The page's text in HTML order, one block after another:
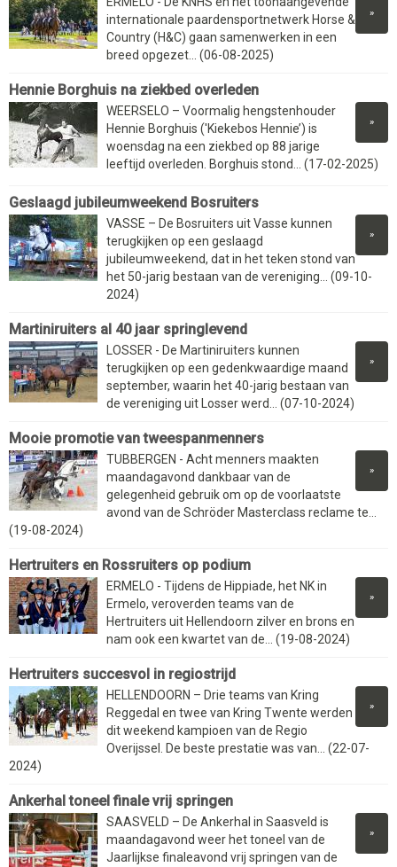
»
internationale paardensportnetwerk Horse &
Country (H&C) gaan samenwerken in een
breed opgezet... (06-08-2025)
Hennie Borghuis na ziekbed overleden
»
WEERSELO – Voormalig hengstenhouder
Hennie Borghuis ('Kiekebos Hennie’) is
woensdag na een ziekbed op 88 jarige
leeftijd overleden. Borghuis stond... (17-02-2025)
Geslaagd jubileumweekend Bosruiters
»
VASSE – De Bosruiters uit Vasse kunnen
terugkijken op een geslaagd
jubileumweekend, dat in het teken stond van
het 50-jarig bestaan van de vereniging... (09-10-
2024)
Martiniruiters al 40 jaar springlevend
»
LOSSER - De Martiniruiters kunnen
terugkijken op een gedenkwaardige maand
september, waarin het 40-jarig bestaan van
de vereniging uit Losser werd... (07-10-2024)
Mooie promotie van tweespanmenners
»
TUBBERGEN - Acht menners maakten
maandagavond dankbaar van de
gelegenheid gebruik om op de voorlaatste
avond van de Schröder Masterclass reclame te...
(19-08-2024)
Hertruiters en Rossruiters op podium
»
ERMELO - Tijdens de Hippiade, het NK in
Ermelo, veroverden teams van de
Hertruiters uit Hellendoorn zilver en brons en
nam ook een kwartet van de... (19-08-2024)
Hertruiters succesvol in regiostrijd
»
HELLENDOORN – Drie teams van Kring
Reggedal en twee van Kring Twente werden
dit weekend kampioen van de Regio
Overijssel. De beste prestatie was van... (22-07-
2024)
Ankerhal toneel finale vrij springen
»
SAASVELD – De Ankerhal in Saasveld is
maandagavond weer het toneel van de
Jaarlijkse finaleavond vrij springen van de